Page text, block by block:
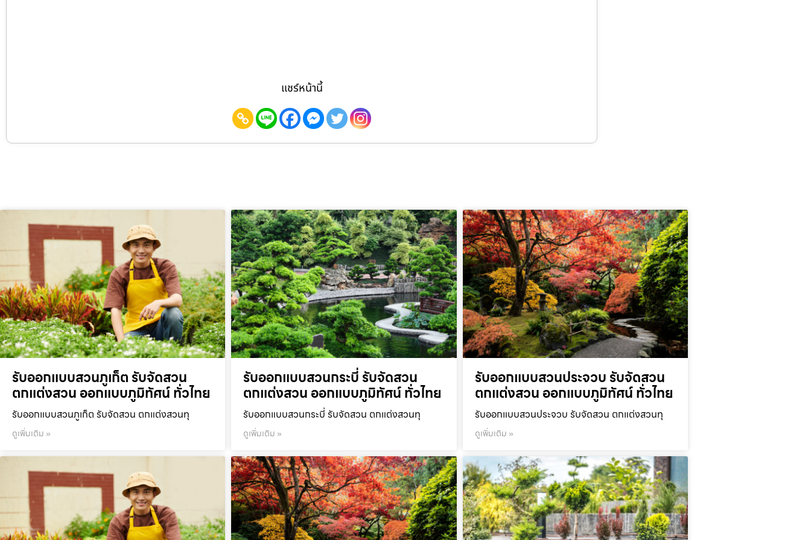
แชร์หน้านี้
รับออกแบบสวนภูเก็ต รับจัดสวน
ตกแต่งสวน ออกแบบภูมิทัศน์ ทั่วไทย
รับออกแบบสวนภูเก็ต รับจัดสวน ตกแต่งสวนทุ
ดูเพิ่มเติม »
รับออกแบบสวนกระบี่ รับจัดสวน
ตกแต่งสวน ออกแบบภูมิทัศน์ ทั่วไทย
รับออกแบบสวนกระบี่ รับจัดสวน ตกแต่งสวนทุ
ดูเพิ่มเติม »
รับออกแบบสวนประจวบ รับจัดสวน
ตกแต่งสวน ออกแบบภูมิทัศน์ ทั่วไทย
รับออกแบบสวนประจวบ รับจัดสวน ตกแต่งสวนทุ
ดูเพิ่มเติม »